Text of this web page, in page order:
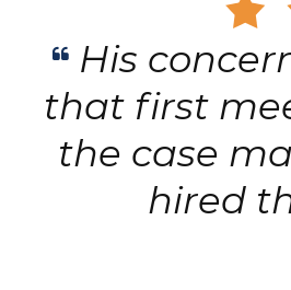
His
that first
the case
hired